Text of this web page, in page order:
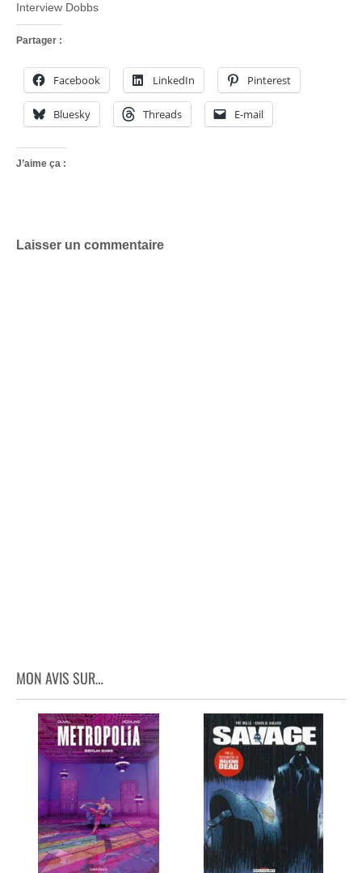
Interview Dobbs
Partager :
Facebook LinkedIn Pinterest
Bluesky Threads E-mail
J’aime ça :
Laisser un commentaire
MON AVIS SUR…